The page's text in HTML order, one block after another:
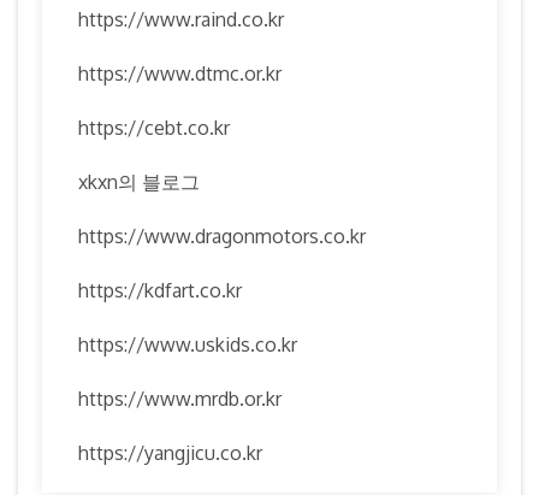
https://www.raind.co.kr
https://www.dtmc.or.kr
https://cebt.co.kr
xkxn의 블로그
https://www.dragonmotors.co.kr
https://kdfart.co.kr
https://www.uskids.co.kr
https://www.mrdb.or.kr
https://yangjicu.co.kr